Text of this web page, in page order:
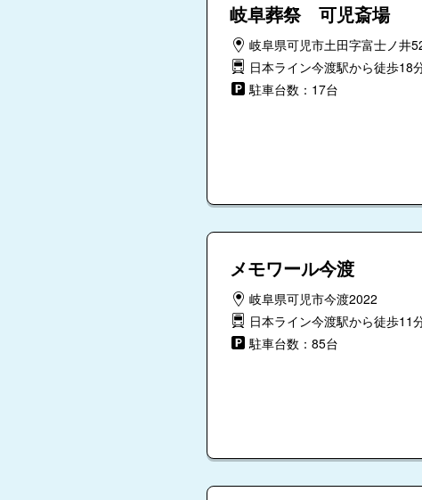
岐阜葬祭 可児斎場
岐阜県可児市土田字富士ノ井
日本ライン今渡駅から徒歩18
駐車台数：17台
メモワール今渡
岐阜県可児市今渡2022
日本ライン今渡駅から徒歩11
駐車台数：85台
家
和